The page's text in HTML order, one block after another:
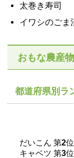
太巻き寿司
イワシのごま
おもな農産物
都道府県別ラ
だいこん 第2
キャベツ 第3